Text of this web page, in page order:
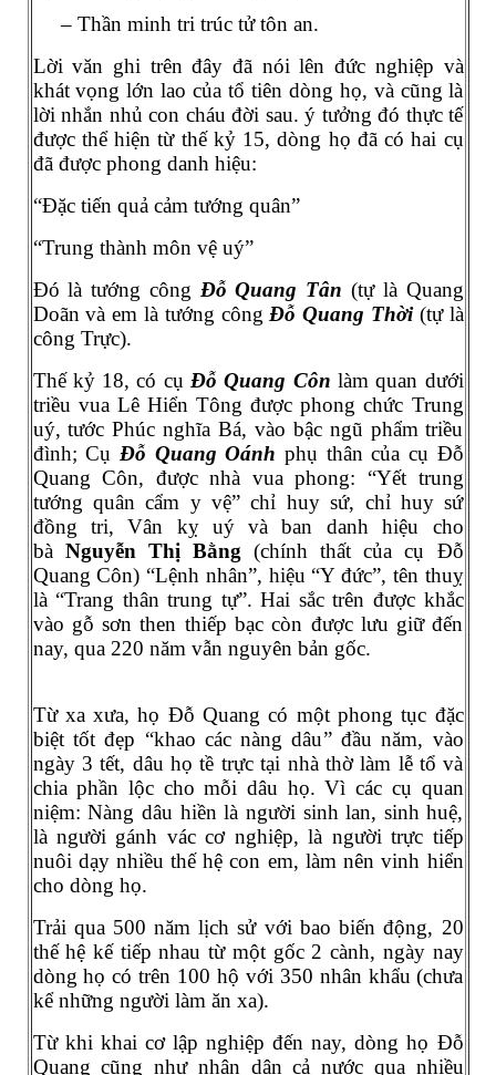
– Thần minh tri trúc tử tôn an.
Lời văn ghi trên đây đã nói lên đức nghiệp và
khát vọng lớn lao của tổ tiên dòng họ, và cũng là
lời nhắn nhủ con cháu đời sau. ý tưởng đó thực tế
được thể hiện từ thế kỷ 15, dòng họ đã có hai cụ
đã được phong danh hiệu:
“Đặc tiến quả cảm tướng quân”
“Trung thành môn vệ uý”
Đó là tướng công Đỗ Quang Tân (tự là Quang
Doãn và em là tướng công Đỗ Quang Thời (tự là
công Trực).
Thế kỷ 18, có cụ Đỗ Quang Côn làm quan dưới
triều vua Lê Hiển Tông được phong chức Trung
uý, tước Phúc nghĩa Bá, vào bậc ngũ phẩm triều
đình; Cụ Đỗ Quang Oánh phụ thân của cụ Đỗ
Quang Côn, được nhà vua phong: “Yết trung
tướng quân cẩm y vệ” chỉ huy sứ, chỉ huy sứ
đồng tri, Vân kỵ uý và ban danh hiệu cho
bà Nguyễn Thị Bằng (chính thất của cụ Đỗ
Quang Côn) “Lệnh nhân”, hiệu “Y đức”, tên thuỵ
là “Trang thân trung tự”. Hai sắc trên được khắc
vào gỗ sơn then thiếp bạc còn được lưu giữ đến
nay, qua 220 năm vẫn nguyên bản gốc.
Từ xa xưa, họ Đỗ Quang có một phong tục đặc
biệt tốt đẹp “khao các nàng dâu” đầu năm, vào
ngày 3 tết, dâu họ tề trực tại nhà thờ làm lễ tổ và
chia phần lộc cho mỗi dâu họ. Vì các cụ quan
niệm: Nàng dâu hiền là người sinh lan, sinh huệ,
là người gánh vác cơ nghiệp, là người trực tiếp
nuôi dạy nhiều thế hệ con em, làm nên vinh hiển
cho dòng họ.
Trải qua 500 năm lịch sử với bao biến động, 20
thế hệ kế tiếp nhau từ một gốc 2 cành, ngày nay
dòng họ có trên 100 hộ với 350 nhân khẩu (chưa
kể những người làm ăn xa).
Từ khi khai cơ lập nghiệp đến nay, dòng họ Đỗ
Quang cũng như nhân dân cả nước qua nhiều